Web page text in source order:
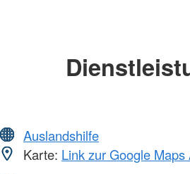
Auslandshilfe
Karte: Link zur Google Maps